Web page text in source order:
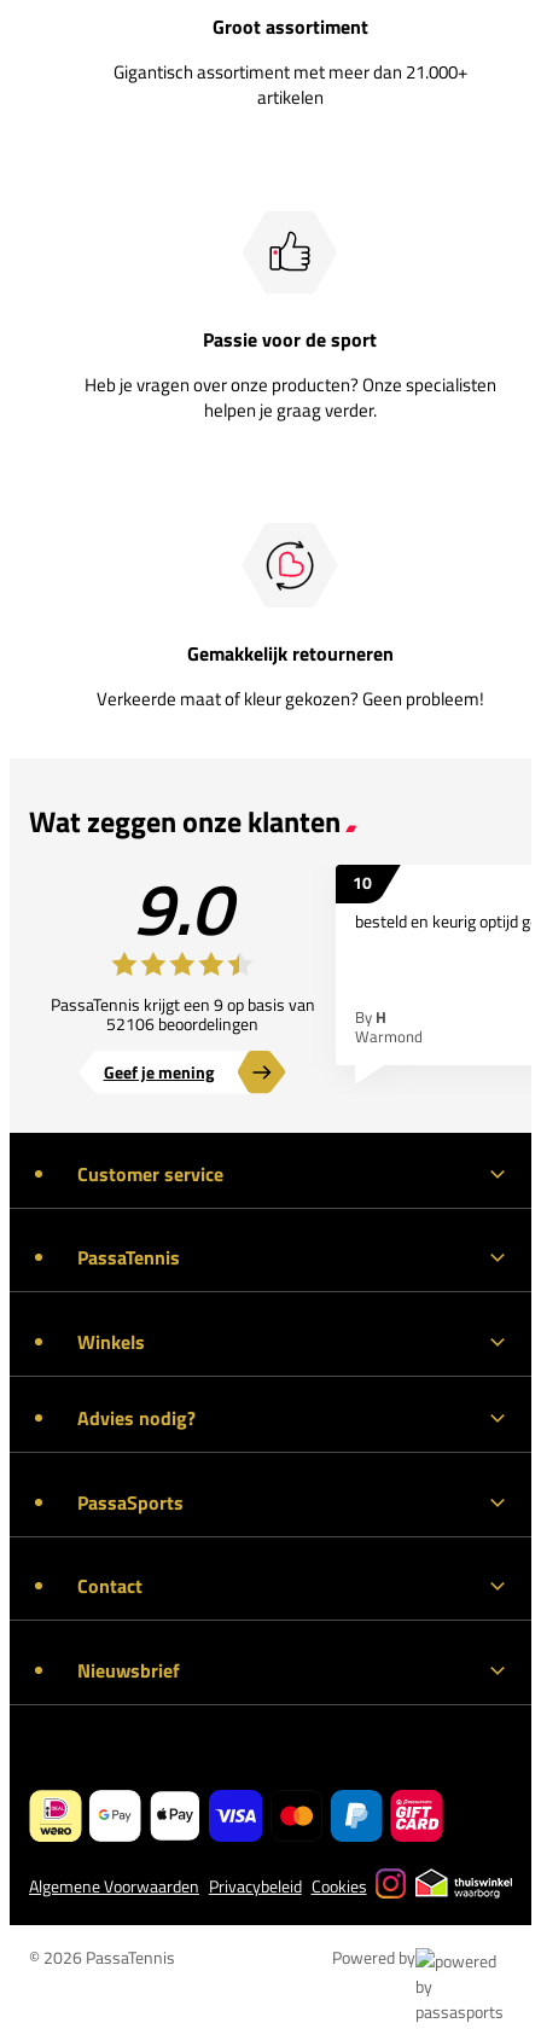
Groot assortiment
Gigantisch assortiment met meer dan 21.000+
artikelen
Passie voor de sport
Heb je vragen over onze producten? Onze specialisten
helpen je graag verder.
Gemakkelijk retourneren
Verkeerde maat of kleur gekozen? Geen probleem!
Wat zeggen onze klanten
9.0
PassaTennis krijgt een 9 op basis van
52106 beoordelingen
Geef je mening
10
besteld en keurig optijd
By H
Warmond
Customer service
PassaTennis
Winkels
Advies nodig?
PassaSports
Contact
Nieuwsbrief
Algemene Voorwaarden Privacybeleid Cookies
© 2026 PassaTennis Powered by